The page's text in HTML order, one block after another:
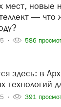
— что
586
технологий
391